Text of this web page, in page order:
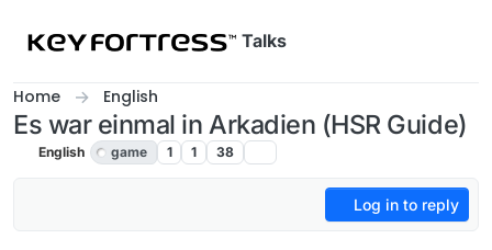
Talks
Home English
Es war einmal in Arkadien (HSR Guide)
English game 1 1 38
Log in to reply